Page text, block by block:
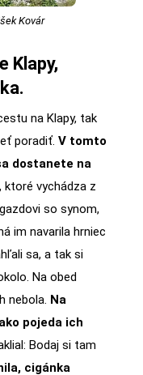
Kovár
Klapy,
na Klapy, tak
poradiť. V tomto
dostanete na
ktoré vychádza z
so synom,
im navarila hrniec
sa, a tak si
Na obed
nebola. Na
pojeda ich
Bodaj si tam
cigánka